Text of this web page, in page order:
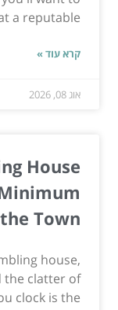
a reputable...
קרא עוד »
אוג 08, 2026
House
Town
house,
the clatter of
clock is the